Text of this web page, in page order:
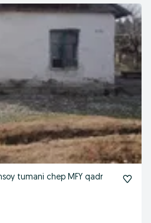
tumani chep MFY qadr